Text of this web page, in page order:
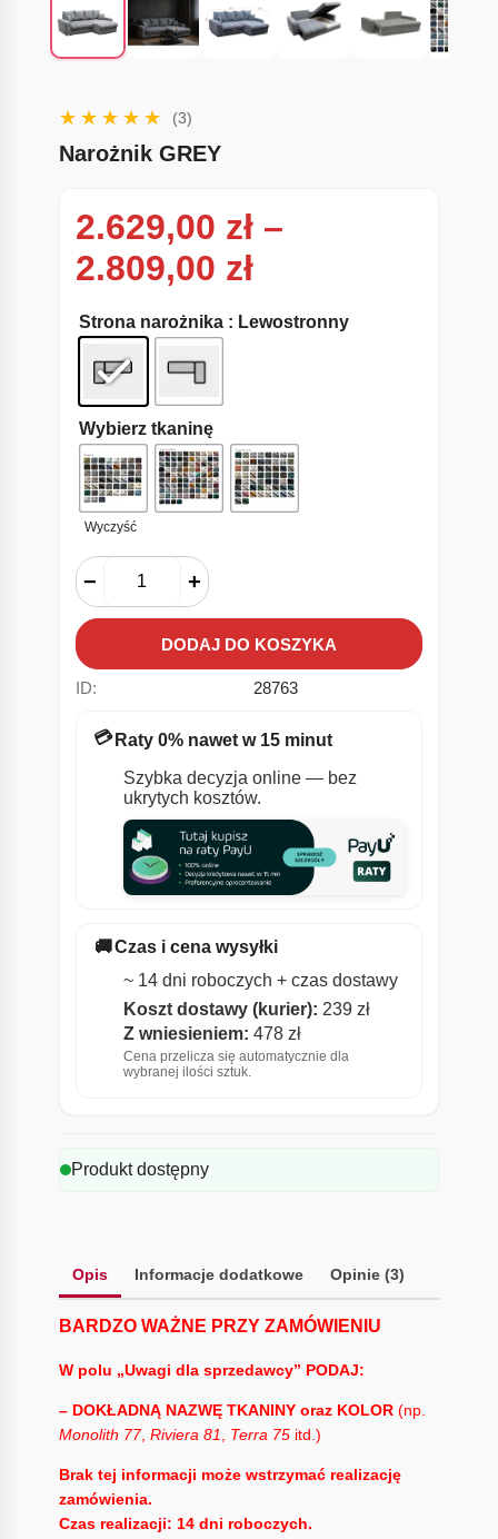
(3)
Narożnik GREY
2.629,00 zł –
2.809,00 złZakres cen:
Strona narożnika : Lewostronny
Wybierz tkaninę
Wyczyść
− +
DODAJ DO KOSZYKA
ID: 28763
💳 Raty 0% nawet w 15 minut
Szybka decyzja online — bez
ukrytych kosztów.
🚚Czas i cena wysyłki
~ 14 dni roboczych + czas dostawy
Koszt dostawy (kurier): 239 zł
Z wniesieniem: 478 zł
Cena przelicza się automatycznie dla
wybranej ilości sztuk.
Produkt dostępny
Opis Informacje dodatkowe Opinie (3)
BARDZO WAŻNE PRZY ZAMÓWIENIU
W polu „Uwagi dla sprzedawcy” PODAJ:
– DOKŁADNĄ NAZWĘ TKANINY oraz KOLOR(np.
Monolith 77, Riviera 81, Terra 75itd.)
Brak tej informacji może wstrzymać realizację
zamówienia.
Czas realizacji: 14 dni roboczych.